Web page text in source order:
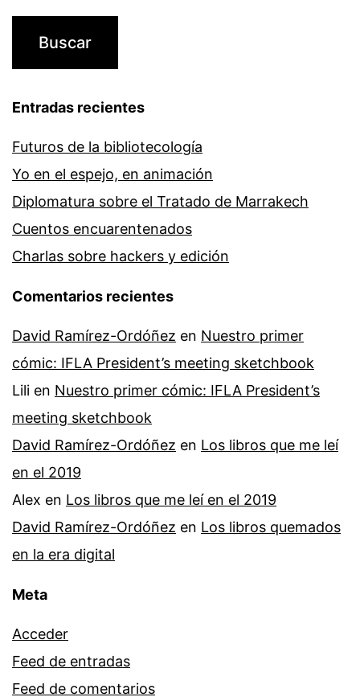
Entradas recientes
Futuros de la bibliotecología
Yo en el espejo, en animación
Diplomatura sobre el Tratado de Marrakech
Cuentos encuarentenados
Charlas sobre hackers y edición
Comentarios recientes
David Ramírez-Ordóñez en Nuestro primer
cómic: IFLA President’s meeting sketchbook
Lili en Nuestro primer cómic: IFLA President’s
meeting sketchbook
David Ramírez-Ordóñez en Los libros que me leí
en el 2019
Alex en Los libros que me leí en el 2019
David Ramírez-Ordóñez en Los libros quemados
en la era digital
Meta
Acceder
Feed de entradas
Feed de comentarios